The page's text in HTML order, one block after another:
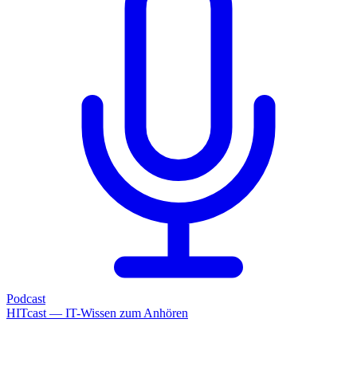
Podcast
HITcast — IT-Wissen zum Anhören